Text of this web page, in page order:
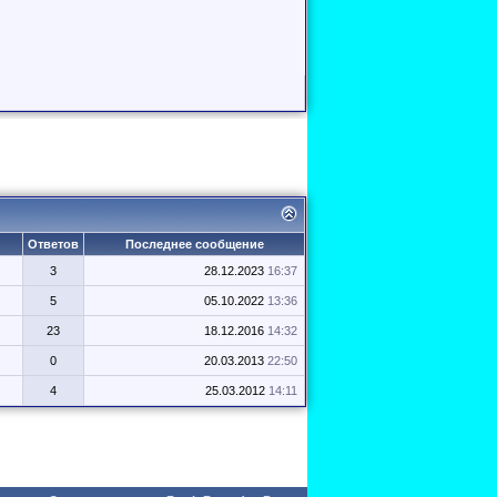
Ответов
Последнее сообщение
3
28.12.2023 16:37
5 05.10.2022 13:36
23 18.12.2016 14:32
0 20.03.2013 22:50
4 25.03.2012 14:11